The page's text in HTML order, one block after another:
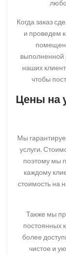
Когда заказ
и проведем
выполненной
наших
чтобы
Цены на
Мы
услуги.
поэтому мы
каждому
стоимость на
Также мы
постоянных
более
чистое и